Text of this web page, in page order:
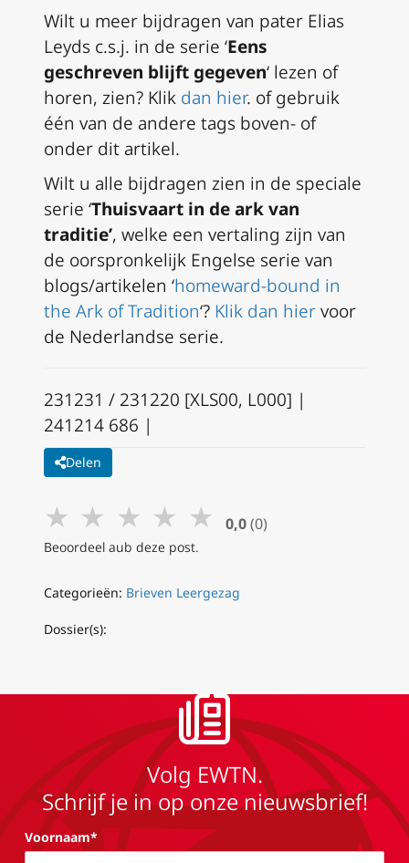
Wilt u meer bijdragen van pater Elias
Leyds c.s.j. in de serie ‘Eens
geschreven blijft gegeven‘ lezen of
horen, zien? Klik dan hier. of gebruik
één van de andere tags boven- of
onder dit artikel.
Wilt u alle bijdragen zien in de speciale
serie ‘Thuisvaart in de ark van
traditie’, welke een vertaling zijn van
de oorspronkelijk Engelse serie van
blogs/artikelen ‘homeward-bound in
the Ark of Tradition‘? Klik dan hiervoor
de Nederlandse serie.
231231 / 231220 [XLS00, L000] |
241214 686 |
Delen
★ ★ ★ ★ ★ 0,0 (0)
Beoordeel aub deze post.
Categorieën: Brieven Leergezag
Dossier(s):
Volg EWTN.
Schrijf je in op onze nieuwsbrief!
Voornaam*